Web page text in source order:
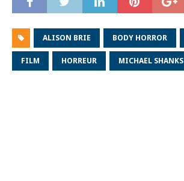
ALISON BRIE BODY HORROR
FILM HORREUR MICHAEL SHANKS